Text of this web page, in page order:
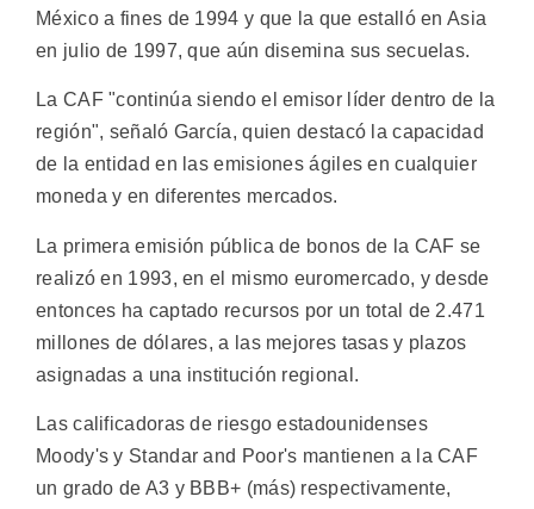
México a fines de 1994 y que la que estalló en Asia
en julio de 1997, que aún disemina sus secuelas.
La CAF "continúa siendo el emisor líder dentro de la
región", señaló García, quien destacó la capacidad
de la entidad en las emisiones ágiles en cualquier
moneda y en diferentes mercados.
La primera emisión pública de bonos de la CAF se
realizó en 1993, en el mismo euromercado, y desde
entonces ha captado recursos por un total de 2.471
millones de dólares, a las mejores tasas y plazos
asignadas a una institución regional.
Las calificadoras de riesgo estadounidenses
Moody's y Standar and Poor's mantienen a la CAF
un grado de A3 y BBB+ (más) respectivamente,